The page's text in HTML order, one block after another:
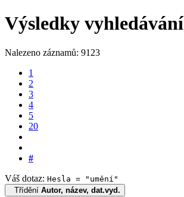
Výsledky vyhledávání
Nalezeno záznamů: 9123
1
2
3
4
5
20
#
Váš dotaz: Hesla = "umění"
Třídění Autor, název, dat.vyd.